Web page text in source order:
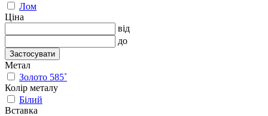
Лом
Ціна
від
до
Застосувати
Метал
Золото 585˚
Колір металу
Білий
Вставка